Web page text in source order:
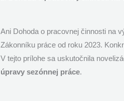
Ani Dohoda o pracovnej činnosti na
Zákonníku práce od roku 2023.
V tejto prílohe sa uskutočnila
úpravy sezónnej práce.